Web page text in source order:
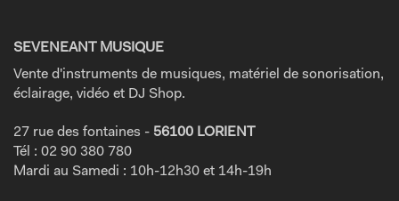
SEVENEANT MUSIQUE
Vente d'instruments de musiques, matériel de sonorisation,
éclairage, vidéo et DJ Shop.
27 rue des fontaines - 56100 LORIENT
Tél : 02 90 380 780
Mardi au Samedi : 10h-12h30 et 14h-19h